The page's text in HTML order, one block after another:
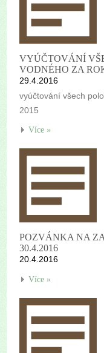
VYÚČTOVÁNÍ
VODNÉHO ZA
29.4.2016
vyúčtování všech
2015
Více »
POZVÁNKA NA
30.4.2016
20.4.2016
Více »